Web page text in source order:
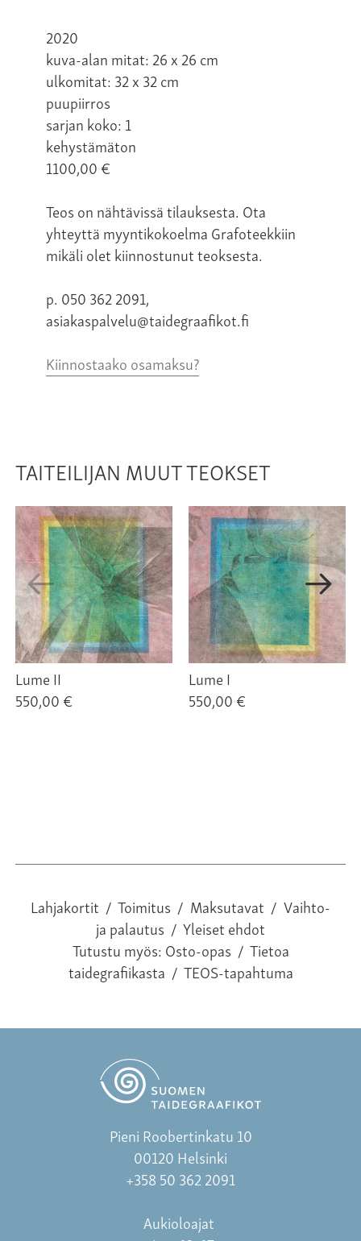
2020
kuva-alan mitat: 26 x 26 cm
ulkomitat: 32 x 32 cm
puupiirros
sarjan koko: 1
kehystämäton
1100,00€
Teos on nähtävissä tilauksesta. Ota
yhteyttä myyntikokoelma Grafoteekkiin
mikäli olet kiinnostunut teoksesta.
p. 050 362 2091,
asiakaspalvelu@taidegraafikot.fi
Kiinnostaako osamaksu?
TAITEILIJAN MUUT TEOKSET
Lume II
550,00 €
Lume I
550,00 €
Lahjakortit / Toimitus / Maksutavat / Vaihto-
ja palautus / Yleiset ehdot
Tutustu myös:Osto-opas / Tietoa
taidegrafiikasta / TEOS-tapahtuma
Pieni Roobertinkatu 10
00120 Helsinki
+358 50 362 2091
Aukioloajat